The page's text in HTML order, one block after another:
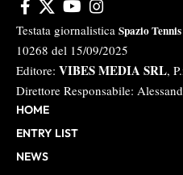
Testata giornalistica Spazio Tennis
10268 del 15/09/2025
Editore: VIBES MEDIA SRL,
Direttore Responsabile:
HOME
ENTRY LIST
NEWS